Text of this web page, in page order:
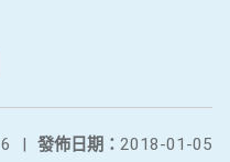
發佈日期： 2018-01-05
|